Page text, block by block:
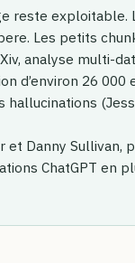
reste exploitable.
Les petits
analyse multi-
d’environ 26 000
Danny Sullivan,
ChatGPT en